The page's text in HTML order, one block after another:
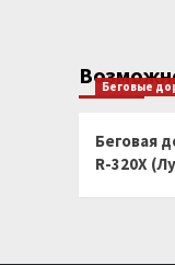
Беговые
Беговая
R-320X